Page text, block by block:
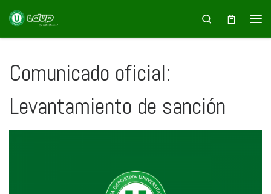
Saltar al contenido Search
Comunicado oficial:
Levantamiento de sanción